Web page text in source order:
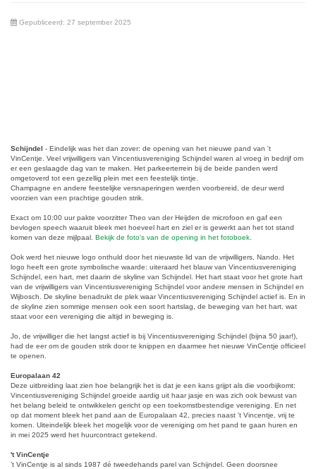
Gepubliceerd: 27 september 2025
Schijndel - Eindelijk was het dan zover: de opening van het nieuwe pand van 't
VinCentje. Veel vrijwilligers van Vincentiusvereniging Schijndel waren al vroeg in bedrijf om
er een geslaagde dag van te maken. Het parkeerterrein bij de beide panden werd
omgetoverd tot een gezellig plein met een feestelijk tintje.
Champagne en andere feestelijke versnaperingen werden voorbereid, de deur werd
voorzien van een prachtige gouden strik.
Exact om 10:00 uur pakte voorzitter Theo van der Heijden de microfoon en gaf een
bevlogen speech waaruit bleek met hoeveel hart en ziel er is gewerkt aan het tot stand
komen van deze mijlpaal. Bekijk de foto's van de opening in het fotoboek.
Ook werd het nieuwe logo onthuld door het nieuwste lid van de vrijwilligers, Nando. Het
logo heeft een grote symbolische waarde: uiteraard het blauw van Vincentiusvereniging
Schijndel, een hart, met daarin de skyline van Schijndel. Het hart staat voor het grote hart
van de vrijwilligers van Vincentiusvereniging Schijndel voor andere mensen in Schijndel en
Wijbosch. De skyline benadrukt de plek waar Vincentiusvereniging Schijndel actief is. En in
de skyline zien sommige mensen ook een soort hartslag, de beweging van het hart, wat
staat voor een vereniging die altijd in beweging is.
Jo, de vrijwilliger die het langst actief is bij Vincentiusvereniging Schijndel (bijna 50 jaar!),
had de eer om de gouden strik door te knippen en daarmee het nieuwe VinCentje officieel
te openen.
Europalaan 42
Deze uitbreiding laat zien hoe belangrijk het is dat je een kans grijpt als die voorbijkomt:
Vincentiusvereniging Schijndel groeide aardig uit haar jasje en was zich ook bewust van
het belang beleid te ontwikkelen gericht op een toekomstbestendige vereniging. En net
op dat moment bleek het pand aan de Europalaan 42, precies naast 't Vincentje, vrij te
komen. Uiteindelijk bleek het mogelijk voor de vereniging om het pand te gaan huren en
in mei 2025 werd het huurcontract getekend.
't VinCentje
’t VinCentje is al sinds 1987 dé tweedehands parel van Schijndel. Geen doorsnee